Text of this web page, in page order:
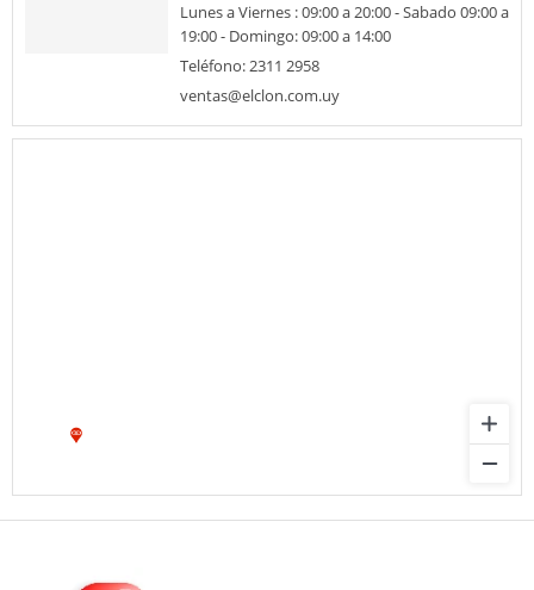
Lunes a Viernes : 09:00 a 20:00 - Sabado 09:00 a
19:00 - Domingo: 09:00 a 14:00
Teléfono: 2311 2958
ventas@elclon.com.uy